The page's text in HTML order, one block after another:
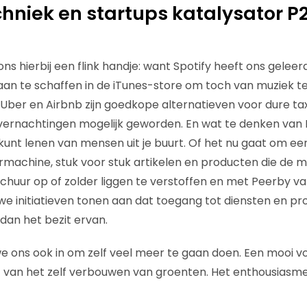
en startups katalysator
hierbij een flink handje: want Spotify heeft ons
te schaffen in de iTunes-store om toch van muziek
en Airbnb zijn goedkope alternatieven voor dure
mogelijk geworden. En wat te denken
lenen van mensen uit je buurt. Of het nu gaat om
stuk voor stuk artikelen en producten die de
op of zolder liggen te verstoffen en met Peerby
initiatieven tonen aan dat toegang tot diensten en
het bezit ervan.
ons ook in om zelf veel meer te gaan doen. Een mooi
het zelf verbouwen van groenten. Het